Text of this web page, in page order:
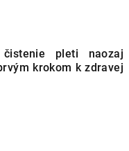
pleti naozaj
krokom k zdravej